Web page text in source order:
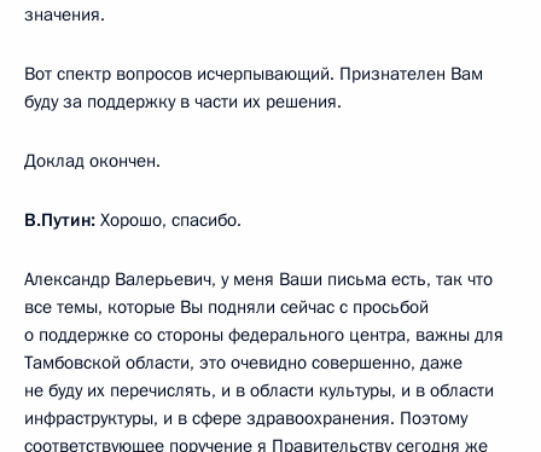
значения.
Вот спектр вопросов исчерпывающий. Признателен Вам
буду за поддержку в части их решения.
Доклад окончен.
В.Путин: Хорошо, спасибо.
Александр Валерьевич, у меня Ваши письма есть, так что
все темы, которые Вы подняли сейчас с просьбой
о поддержке со стороны федерального центра, важны для
Тамбовской области, это очевидно совершенно, даже
не буду их перечислять, и в области культуры, и в области
инфраструктуры, и в сфере здравоохранения. Поэтому
соответствующее поручение я Правительству сегодня же